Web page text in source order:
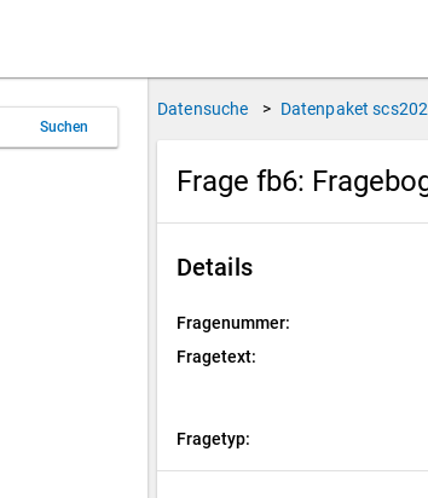
Suchen
Datensuche > Datenpaket
Frage fb6:
Details
Fragenummer:
Fragetext:
Fragetyp: